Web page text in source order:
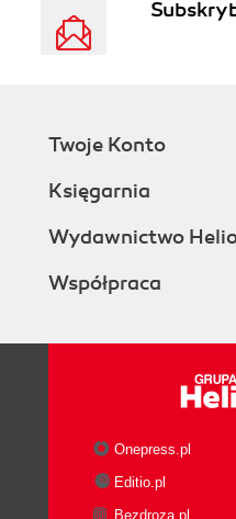
Twoje Konto
Księgarnia
Wydawnictwo
Współpraca
Onepress.pl
Editio.pl
Bezdroza.pl